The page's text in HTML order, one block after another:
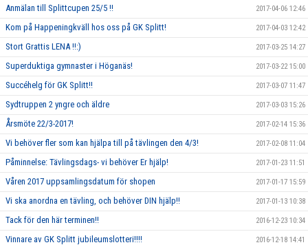
Anmälan till Splittcupen 25/5 !! 2017-04-06 12:46
Kom på Happeningkväll hos oss på GK Splitt! 2017-04-03 12:42
Stort Grattis LENA !!:) 2017-03-25 14:27
Superduktiga gymnaster i Höganäs! 2017-03-22 15:00
Succéhelg för GK Splitt!! 2017-03-07 11:47
Sydtruppen 2 yngre och äldre 2017-03-03 15:26
Årsmöte 22/3-2017! 2017-02-14 15:36
Vi behöver fler som kan hjälpa till på tävlingen den 4/3! 2017-02-08 11:04
Påminnelse: Tävlingsdags- vi behöver Er hjälp! 2017-01-23 11:51
Våren 2017 uppsamlingsdatum för shopen 2017-01-17 15:59
Vi ska anordna en tävling, och behöver DIN hjälp!! 2017-01-13 10:38
Tack för den här terminen!! 2016-12-23 10:34
Vinnare av GK Splitt jubileumslotteri!!!! 2016-12-18 14:41